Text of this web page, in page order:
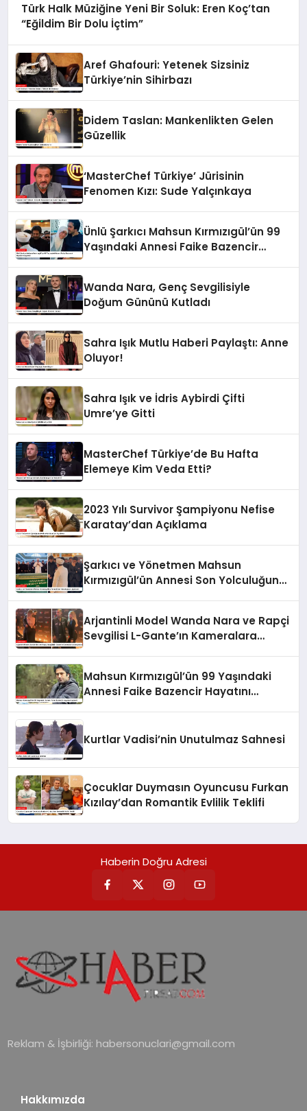
Türk Halk Müziğine Yeni Bir Soluk: Eren Koç’tan
“Eğildim Bir Dolu İçtim”
Aref Ghafouri: Yetenek Sizsiniz
Türkiye’nin Sihirbazı
Didem Taslan: Mankenlikten Gelen
Güzellik
‘MasterChef Türkiye’ Jürisinin
Fenomen Kızı: Sude Yalçınkaya
Ünlü Şarkıcı Mahsun Kırmızıgül’ün 99
Yaşındaki Annesi Faike Bazencir
Wanda Nara, Genç Sevgilisiyle
Doğum Gününü Kutladı
Sahra Işık Mutlu Haberi Paylaştı: Anne
Oluyor!
Sahra Işık ve İdris Aybirdi Çifti
Umre’ye Gitti
MasterChef Türkiye’de Bu Hafta
Elemeye Kim Veda Etti?
2023 Yılı Survivor Şampiyonu Nefise
Karatay’dan Açıklama
Şarkıcı ve Yönetmen Mahsun
Kırmızıgül’ün Annesi Son Yolculuğuna
Arjantinli Model Wanda Nara ve Rapçi
Sevgilisi L-Gante’ın Kameralara
Mahsun Kırmızıgül’ün 99 Yaşındaki
Annesi Faike Bazencir Hayatını
Kurtlar Vadisi’nin Unutulmaz Sahnesi
Çocuklar Duymasın Oyuncusu Furkan
Kızılay’dan Romantik Evlilik Teklifi
Haberin Doğru Adresi
Reklam & İşbirliği: habersonuclari@gmail.com
Hakkımızda